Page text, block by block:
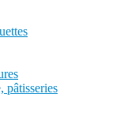
pâtisseries